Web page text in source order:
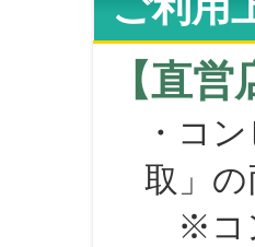
【直
・コン
取」
※コン